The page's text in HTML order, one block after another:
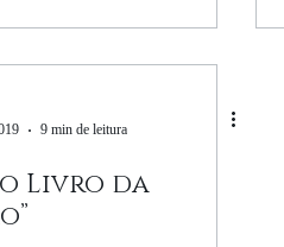
9 min de leitura
o Livro da